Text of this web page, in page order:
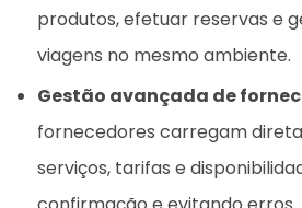
produtos, efetuar reservas e
viagens no mesmo ambiente.
Gestão avançada de
fornecedores carregam
serviços, tarifas e